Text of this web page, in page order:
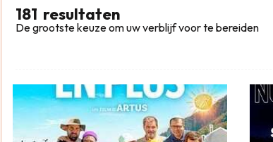
181 resultaten
De grootste keuze om uw verblijf voor te bereiden